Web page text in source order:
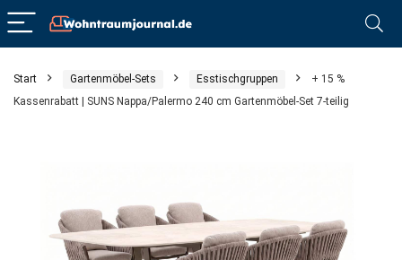
Start Gartenmöbel-Sets Esstischgruppen
+ 15 %
Kassenrabatt | SUNS Nappa/Palermo 240 cm Gartenmöbel-Set 7-teilig